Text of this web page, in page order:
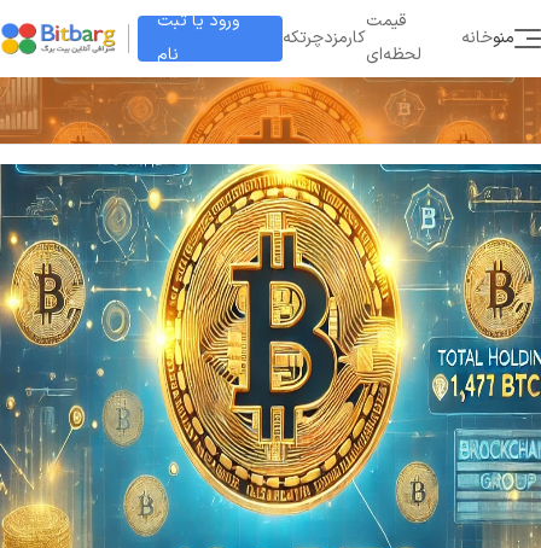
ورود یا ثبت
نام
چرتکهکارمزد
قیمت
لحظه‌ای
خانهمنو